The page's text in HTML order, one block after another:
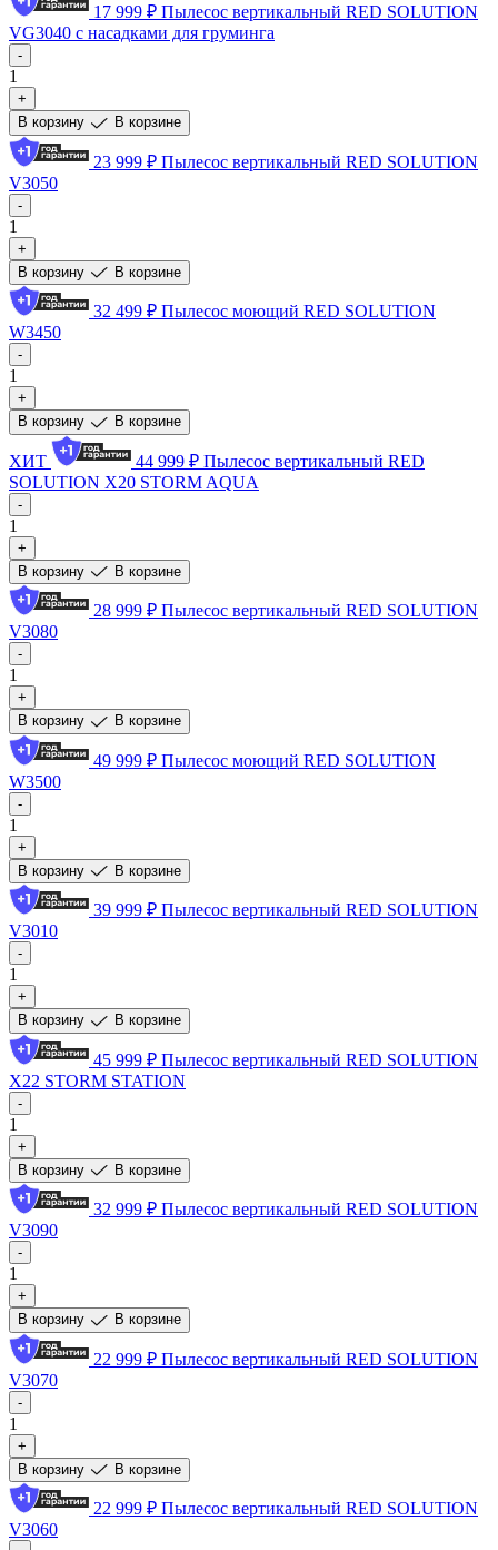
17 999 ₽ Пылесос вертикальный RED SOLUTION
VG3040 с насадками для груминга
-
1
+
В корзину
В корзине
23 999 ₽ Пылесоc вертикальный RED SOLUTION
V3050
-
1
+
В корзину
В корзине
32 499 ₽ Пылесос моющий RED SOLUTION
W3450
-
1
+
В корзину
В корзине
ХИТ 44 999 ₽ Пылесос вертикальный RED
SOLUTION X20 STORM AQUA
-
1
+
В корзину
В корзине
28 999 ₽ Пылесос вертикальный RED SOLUTION
V3080
-
1
+
В корзину
В корзине
49 999 ₽ Пылесос моющий RED SOLUTION
W3500
-
1
+
В корзину
В корзине
39 999 ₽ Пылесос вертикальный RED SOLUTION
V3010
-
1
+
В корзину
В корзине
45 999 ₽ Пылесос вертикальный RED SOLUTION
X22 STORM STATION
-
1
+
В корзину
В корзине
32 999 ₽ Пылесос вертикальный RED SOLUTION
V3090
-
1
+
В корзину
В корзине
22 999 ₽ Пылесос вертикальный RED SOLUTION
V3070
-
1
+
В корзину
В корзине
22 999 ₽ Пылесос вертикальный RED SOLUTION
V3060